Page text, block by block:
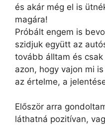
és akár még el is
magára!
Próbált engem is
szidjuk együtt az
tovább álltam és
azon, hogy vajon mi
az értelme, a
Először arra
láthatná pozitívan,